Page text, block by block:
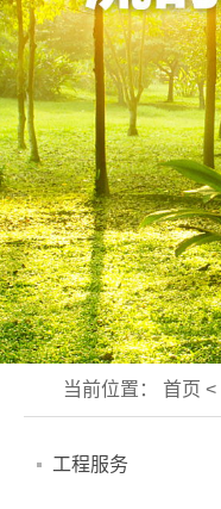
当前位置： 首页 <
工程服务